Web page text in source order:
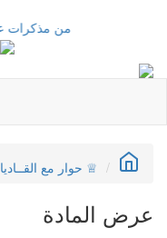
من مذكرات
♕ حوار مع
عرض المادة